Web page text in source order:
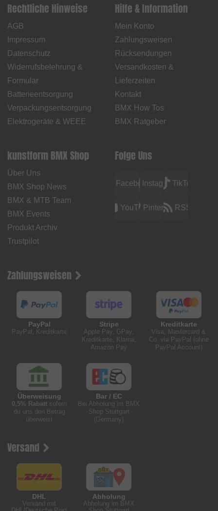
Rechtliche Hinweise
AGB
Impressum
Datenschutz
Widerrufsbelehrung &
Formular
Batterieentsorgung
Verpackungsentsorgung
Elektrogeräte & WEEE
Hilfe & Information
Mein Konto
Zahlungsweisen
Rücksendungen
Versandkosten &
Lieferzeiten
Kontakt
BMX How Tos
BMX Ratgeber
kunstform BMX Shop
Über Uns
BMX Shop News
BMX & MTB Team
BMX Events
Produkt Archiv
Trustpilot
Folge Uns
FacebookInstagramTikTok
YouTubePinterest RSS
Zahlungsweisen
PayPal
PayPal, Kreditkarte
Stripe
Apple Pay, GPay,
Kreditkarte, Klarna,
Amazon Pay
Kreditkarte
Visa, Mastercard &
Co. via PayPal (ohne
PayPal Account)
Überweisung
0,5% Rabatt sofern
du uns den Betrag
überweist
Bar / EC
Bei Abholung im BMX
Shop Stuttgart
(Germany)
Versand
DHL
Versand mit
Abholung
Abholung im BMX